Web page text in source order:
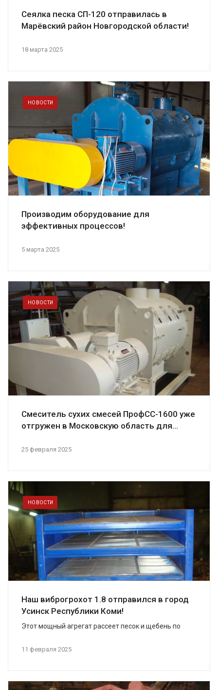
Сеялка песка СП-120 отправилась в
Марёвский район Новгородской области!
18 марта 2025
НОВОСТИ
Производим оборудование для
эффективных процессов!
5 марта 2025
НОВОСТИ
Смеситель сухих смесей ПрофСС-1600 уже
отгружен в Московскую область для...
25 февраля 2025
НОВОСТИ
Наш виброгрохот 1.8 отправился в город
Усинск Республики Коми!
Этот мощный агрегат рассеет песок и щебень по
11 февраля 2025